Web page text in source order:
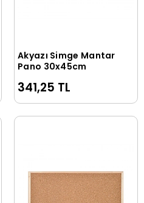
Sepete Ekle
Akyazı Simge Mantar
Pano 30x45cm
341,25 TL